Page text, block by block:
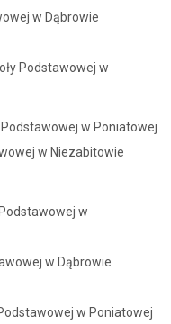
w Dąbrowie
Podstawowej w
w Poniatowej
w Niezabitowie
w
w Dąbrowie
w Poniatowej